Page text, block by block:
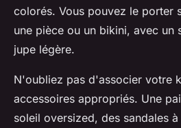
colorés. Vous pouvez le porter
une pièce ou un bikini, avec un
jupe légère.
N'oubliez pas d'associer votre
accessoires appropriés. Une
soleil oversized, des sandales